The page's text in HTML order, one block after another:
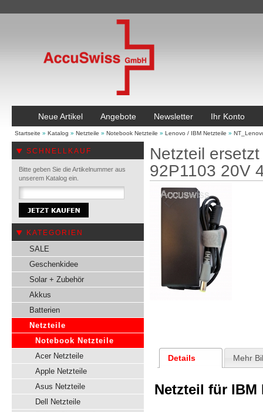
Neue Artikel Angebote Newsletter Ihr Konto
Startseite » Katalog » Netzteile » Notebook Netzteile » Lenovo / IBM Netzteile »
SCHNELLKAUF
Bitte geben Sie die Artikelnummer aus
unserem Katalog ein.
KATEGORIEN
SALE
Geschenkidee
Solar + Zubehör
Akkus
Batterien
Netzteile
Notebook Netzteile
Acer Netzteile
Apple Netzteile
Asus Netzteile
Dell Netzteile
Netzteil
92P1103 20V
Details Mehr
Netzteil für IBM